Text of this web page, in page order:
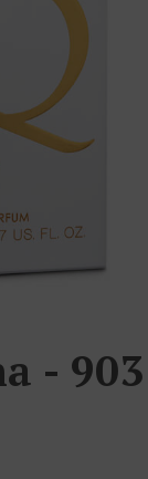
- 903